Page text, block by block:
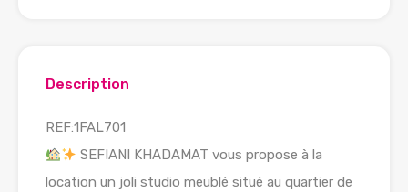
Description
REF:1FAL701
SEFIANI KHADAMAT vous propose à la
location un joli studio meublé situé au quartier de